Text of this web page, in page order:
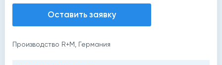
Оставить заявку
Производство R+M, Германия